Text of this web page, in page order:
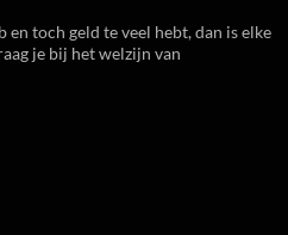
toch geld te veel hebt, dan is elke
je bij het welzijn van